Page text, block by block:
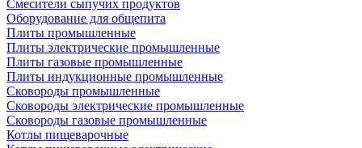
Смесители сыпучих продуктов
Оборудование для общепита
Плиты промышленные
Плиты электрические промышленные
Плиты газовые промышленные
Плиты индукционные промышленные
Сковороды промышленные
Сковороды электрические промышленные
Сковороды газовые промышленные
Котлы пищеварочные